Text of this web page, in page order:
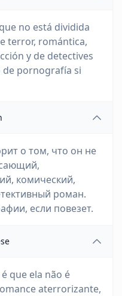
no está dividida
terror, romántica,
y de detectives
de pornografía si
о том, что он не
комический,
роман.
если повезет.
que ela não é
aterrorizante,